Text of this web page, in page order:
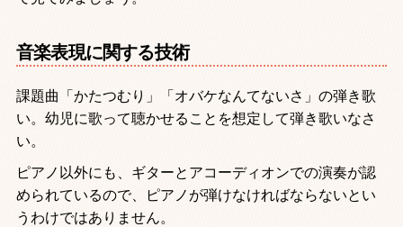
音楽表現に関する技術
課題曲「かたつむり」「オバケなんてないさ」の弾き歌
い。幼児に歌って聴かせることを想定して弾き歌いなさ
い。
ピアノ以外にも、ギターとアコーディオンでの演奏が認
められているので、ピアノが弾けなければならないとい
うわけではありません。